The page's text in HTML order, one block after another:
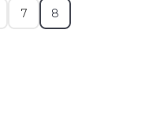
7 8